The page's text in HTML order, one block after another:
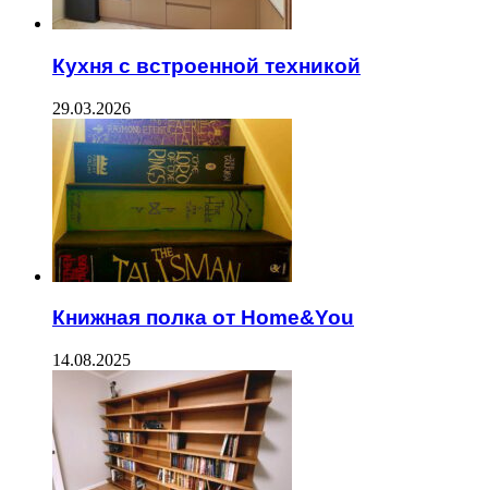
Кухня с встроенной техникой
29.03.2026
Книжная полка от Home&You
14.08.2025